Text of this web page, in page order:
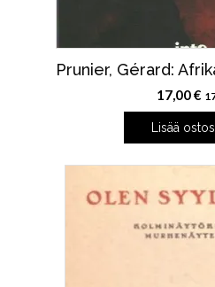
Prunier, Gérard:
17,00€
Lisää